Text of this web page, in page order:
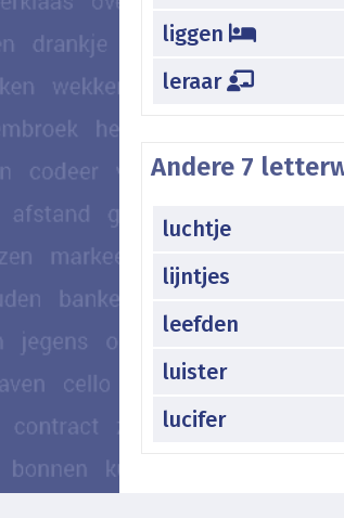
liggen
leraar
Andere 7
luchtje
lijntjes
leefden
luister
lucifer